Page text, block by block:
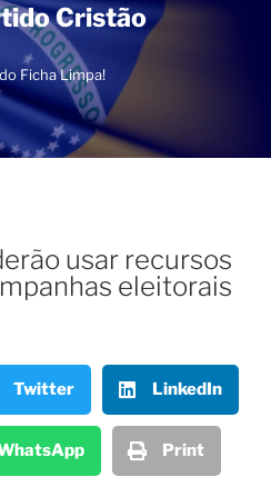
Cristão
Ficha Limpa!
usar recursos
eleitorais
Twitter LinkedIn
Print